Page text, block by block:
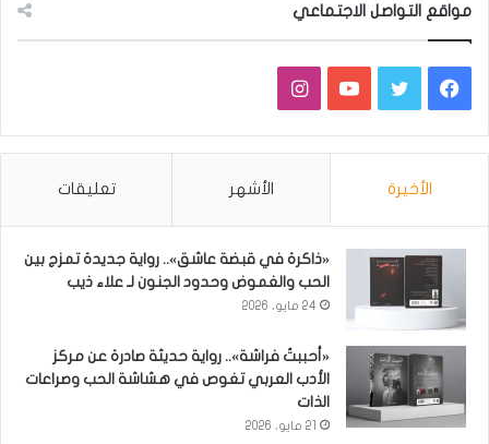
مواقع التواصل الاجتماعي
فيسبوكتويتر يوتيوبانستقرام
الأخيرة الأشهر تعليقات
«ذاكرة في قبضة عاشق».. رواية جديدة تمزج بين
الحب والغموض وحدود الجنون لـ علاء ذيب
24 مايو، 2026
«أحببتُ فراشة».. رواية حديثة صادرة عن مركز
الأدب العربي تغوص في هشاشة الحب وصراعات
الذات
21 مايو، 2026